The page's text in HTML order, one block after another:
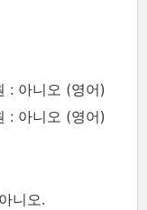
: 아니오 (영어)
: 아니오 (영어)
니오.